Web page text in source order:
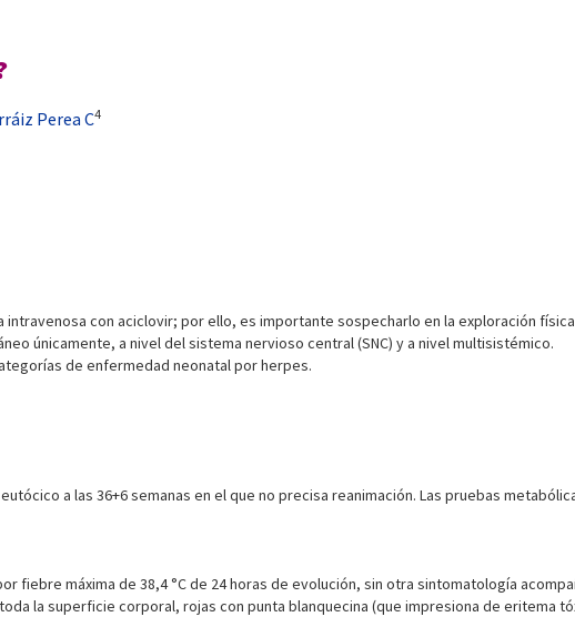
Perea C4
con aciclovir; por ello, es importante sospecharlo en la exploración
únicamente, a nivel del sistema nervioso central (SNC) y a nivel multisistémico.
de enfermedad neonatal por herpes.
a las 36+6 semanas en el que no precisa reanimación. Las pruebas
fiebre máxima de 38,4 °C de 24 horas de evolución, sin otra sintomatología
la superficie corporal, rojas con punta blanquecina (que impresiona de eritema